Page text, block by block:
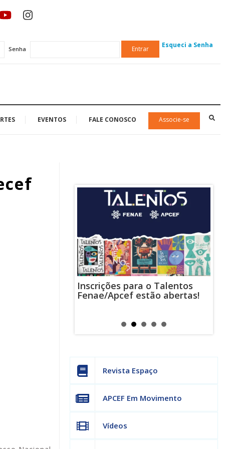
Senha Entrar Esqueci a Senha
EVENTOS FALE CONOSCO Associe-se
Inscrições para o Talentos
Fenae/Apcef estão abertas!
Revista Espaço
APCEF Em Movimento
Vídeos